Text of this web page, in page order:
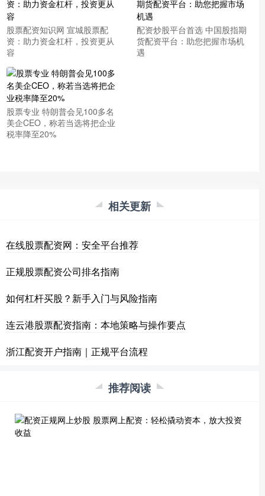
股票配资知识网 宣城股票配
资：助力资金杠杆，投资更从
容
配资炒股平台首选 中国股指期
货配资平台：助您把握市场机
遇
股票专业 特朗普会见100多名
美企CEO，称若当选将把企业
税率降至20%
相关更新
在线股票配资网：安全平台推荐
正规股票配资公司排名指南
如何杠杆买股？新手入门与风险指南
连云港股票配资指南：本地策略与操作要点
浙江配资开户指南｜正规平台流程
推荐阅读